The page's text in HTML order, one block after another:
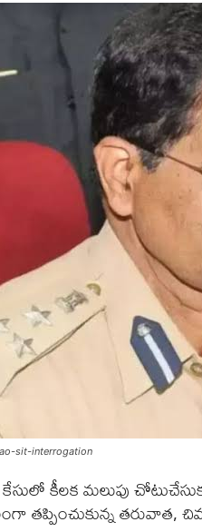
sit-interrogation
కీలక మలుపు
తప్పించుకున్న తరువాత,